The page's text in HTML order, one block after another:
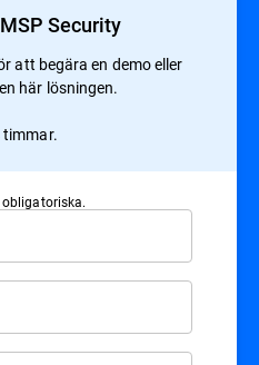
Security
att begära en demo eller
här lösningen.